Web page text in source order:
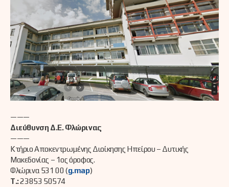
———
Διεύθυνση Δ.Ε. Φλώρινας
———
Κτήριο Αποκεντρωμένης Διοίκησης Ηπείρου – Δυτικής
Μακεδονίας – 1ος όροφος.
Φλώρινα 531 00 (g.map)
Τ.:23853 50574